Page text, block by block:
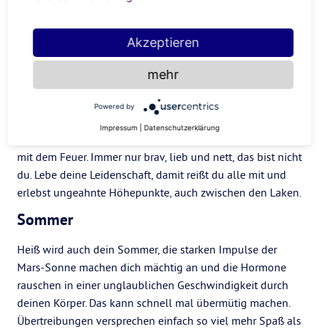
Umsetzung. Also lass dich nicht lange bitten. Mach das,
Wünsche und trau dich, groß zu denken.
Vergiss nicht: Du bist ein Frühlingszeichen. Das ist deine
Jahreszeit und du hast die allerbesten Möglichkeiten, um
persönlich voranzukommen und deinen Horizont zu
erweitern. Reize auch ruhig mal deine Grenzen aus, du
mit dem Feuer. Immer nur brav, lieb und nett, das bist nicht
du. Lebe deine Leidenschaft, damit reißt du alle mit und
erlebst ungeahnte Höhepunkte, auch zwischen den Laken.
Sommer
Heiß wird auch dein Sommer, die starken Impulse der
Mars-Sonne machen dich mächtig an und die Hormone
rauschen in einer unglaublichen Geschwindigkeit durch
deinen Körper. Das kann schnell mal übermütig machen.
Übertreibungen versprechen einfach so viel mehr Spaß als
Akzeptieren
mehr
Powered by
Impressum Datenschutzerklärung